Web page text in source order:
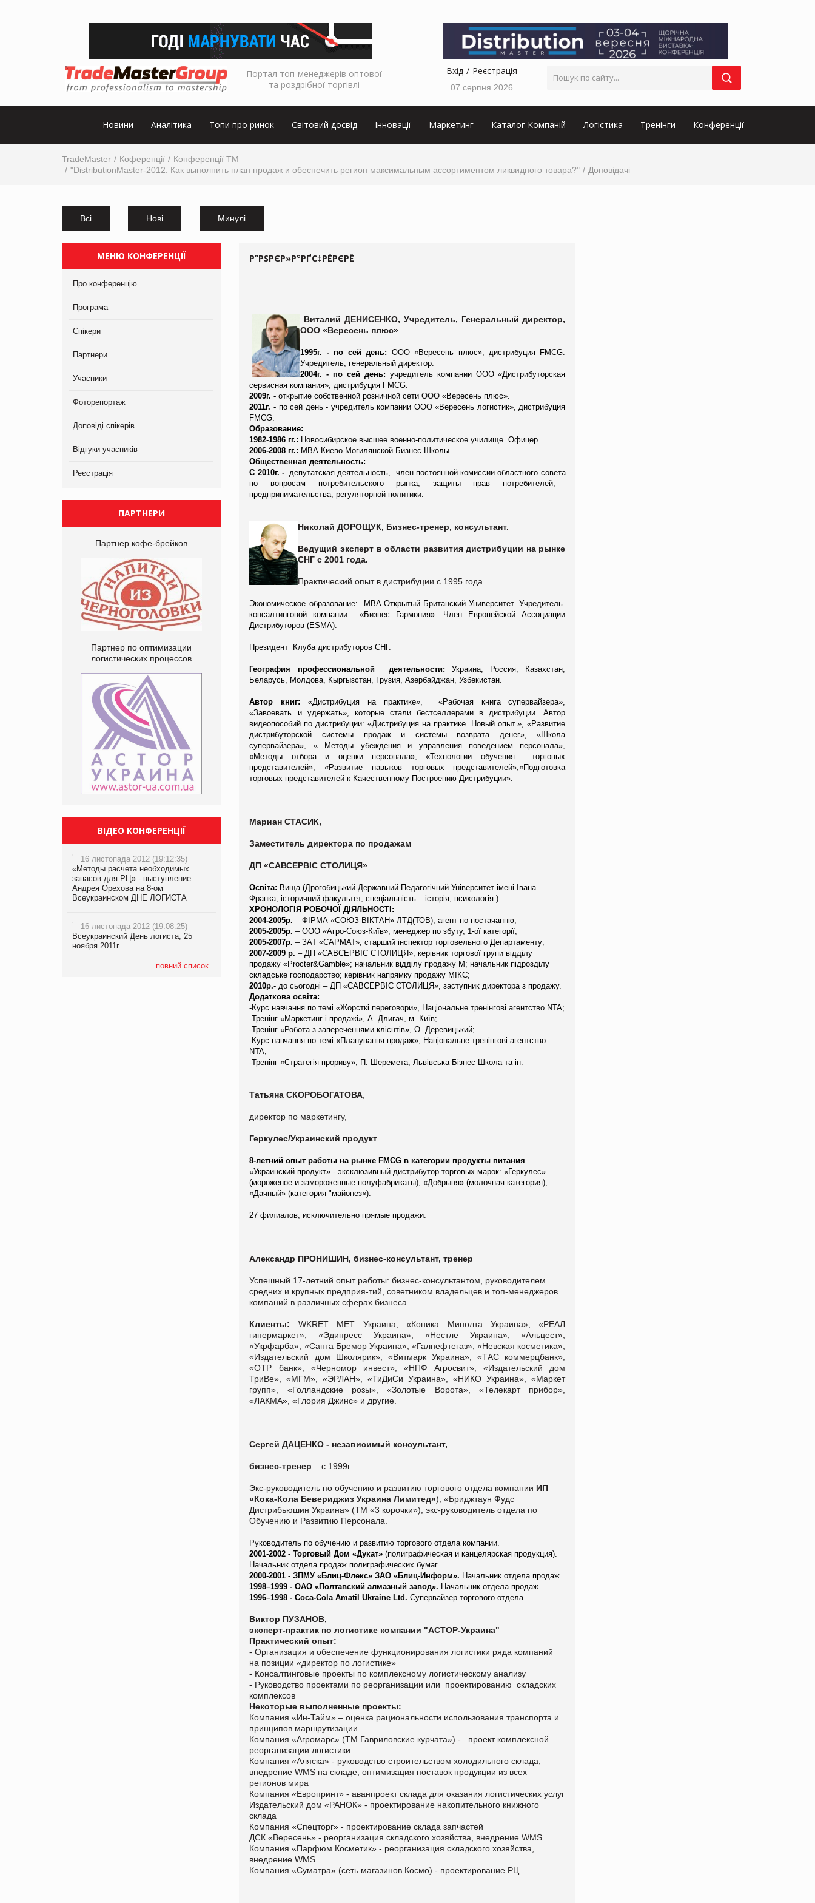
Портал топ-менеджерів оптової
та роздрібної торгівлі
Вхід Реєстрація
07 серпня 2026
Новини Аналітика Топи про ринок Світовий досвід Інновації Маркетинг Каталог Компаній Логістика Тренінги Конференції
TradeMaster Коференції
Конференції ТМ
"DistributionMaster-2012: Как выполнить план продаж и обеспечить регион максимальным ассортиментом ликвидного товара?"
Доповідачі
Всі Нові Минулі
МЕНЮ КОНФЕРЕНЦІЇ
Про конференцію
Програма
Спікери
Партнери
Учасники
Фоторепортаж
Доповіді спікерів
Відгуки учасників
Реєстрація
ПАРТНЕРИ
Партнер кофе-брейков
Партнер по оптимизации
логистических процессов
ВІДЕО КОНФЕРЕНЦІЇ
16 листопада 2012 (19:12:35)
«Методы расчета необходимых
запасов для РЦ» - выступление
Андрея Орехова на 8-ом
Всеукраинском ДНЕ ЛОГИСТА
16 листопада 2012 (19:08:25)
Всеукраинский День логиста, 25
ноября 2011г.
повний список
Р”РЅРЄР»Р°РҐС‡РЁРЄРЁ
Виталий ДЕНИСЕНКО, Учредитель, Генеральный директор,
ООО «Вересень плюс»
1995г. - по сей день: ООО «Вересень плюс», дистрибуция FMCG.
Учредитель, генеральный директор.
2004г. - по сей день: учредитель компании ООО «Дистрибуторская
сервисная компания», дистрибуция FMCG.
2009г. - открытие собственной розничной сети ООО «Вересень плюс».
2011г. - по сей день - учредитель компании ООО «Вересень логистик», дистрибуция
FMCG.
Образование:
1982-1986 гг.: Новосибирское высшее военно-политическое училище. Офицер.
2006-2008 гг.: МВА Киево-Могилянской Бизнес Школы.
Общественная деятельность:
С 2010г. -
депутатская деятельность, членпостоянной комиссии областного совета
по вопросам потребительского рынка защитыправ потребителей,
предпринимательства ,регуляторной политики
Николай ДОРОЩУК, Бизнес-тренер, консультант.
Ведущий эксперт в области развития дистрибуции на рынке
СНГ с 2001 года.
Практический опыт в дистрибуции с 1995 года.
Экономическое образование: MBA Открытый Британский Университет.Учредитель
консалтинговой компании
«Бизнес Гармония». Член Европейской Ассоциации
Дистрибуторов (ESMA).
Президент Клуба дистрибуторов СНГ.
География профессиональной деятельности: Украина, Россия, Казахстан,
Беларусь, Молдова, Кыргызстан, Грузия, Азербайджан, Узбекистан.
Автор книг: «Дистрибуция на практике», «Рабочая книгасупервайзера»,
«Завоевать и удержать», которые стали бестселлерами в дистрибуции. Автор
видеопособий по дистрибуции: «Дистрибуция на практике. Новый опыт.», «Развитие
дистрибуторской системы продаж и системы возврата денег», «Школа
супервайзера», « Методы убеждения и управления поведением персонала»,
«Методы отбора и оценки персонала», «Технологии обучения
торговых
представителей», «Развитие навыков торговых представителей»,«Подготовка
торговых представителей к Качественному Построению Дистрибуции».
Мариан СТАСИК,
Заместитель директора по продажам
ДП «САВСЕРВІС СТОЛИЦЯ»
Освіта: Вища (Дрогобицький Державний Педагогічний Університет імені Івана
Франка, історичний факультет, спеціальність – історія, психологія.)
ХРОНОЛОГІЯ РОБОЧОЇ ДІЯЛЬНОСТІ:
2004-2005р. – ФІРМА «СОЮЗ ВІКТАН» ЛТД(ТОВ), агент по постачанню;
2005-2005р. – ООО «Агро-Союз-Київ», менеджер по збуту, 1-ої категорії;
2005-2007р. – ЗАТ «САРМАТ», старший інспектор торговельного Департаменту;
2007-2009 р. – ДП «САВСЕРВІС СТОЛИЦЯ», керівник торгової групи відділу
продажу «Procter&Gamble»; начальник відділу продажу М ; начальник підрозділу
складське господарство; керівник напрямку продажу МІКС;
2010р.- до сьогодні – ДП «САВСЕРВІС СТОЛИЦЯ», заступник директора з продажу.
Додаткова освіта:
-Курс навчання по темі «Жорсткі переговори», Національне тренінгові агентство NTA;
-Тренінг «Маркетингі продажі», А. Длигач, м. Київ;
-Тренінг «Робота з запереченнями клієнтів», О. Деревицький;
-Курс навчання по темі «Планування продаж», Національне тренінгові агентство
NTA;
-Тренінг «Стратегія прориву», П. Шеремета Львівська Бізнес Школа таін.
Татьяна СКОРОБОГАТОВА
директор по маркетингу,
Геркулес/Украинский продукт
8-летний опыт работы на рынке FMCG в категории продукты питания
«Украинский продукт» - эксклюзивный дистрибутор торговых марок: «Геркулес»
(мороженое и замороженные полуфабрикаты), «Добрыня» (молочная категория),
«Дачный» (категория "майонез«).
27 филиалов, исключительно прямые продажи.
Александр ПРОНИШИН, бизнес-консультант, тренер
Успешный 17-летний опыт рaбoты: бизнес-консультантом, руководителем
средних и крупных предприя-тий, cовeтником владельцев и топ-менеджеров
компаний в различных сферах бизнеса.
Клиенты: WKRET MET Украина, «Коника Минолта Украина», «РЕАЛ
гипермаркет», «Эдипресс Украина», «Нестле Украина», «Альцест»,
«Укрфарба», «Санта Бремор Украина», «Галнефтегаз», «Невская косметика»,
«Издательский дом Школярик», «Витмарк Украина», «ТАС коммерцбанк»,
«ОТР банк», «Черномор инвест», «НПФ Агросвит», «Издательский дом
ТриВе», «МГМ», «ЭРЛАН», «ТиДиСи Украина», «НИКО Украина», «Маркет
групп», «Голландские розы», «Золотые Ворота», «Телекарт прибор»,
«ЛАКМА», «Глория Джинс» и другие.
Сергей ДАЦЕНКО - независимый консультант,
бизнес-тренер – с 1999г.
Экс-руководитель по обучению и развитию торгового отдела компании ИП
«Кока-Кола Бевериджиз Украина Лимитед»), «Бриджтаун Фудс
Дистрибьюшин Украина» (ТМ «3 корочки»), экс-руководитель отдела по
Обучению и Развитию Персонала.
Руководитель по обучению и развитию торгового отдела компании.
2001-2002 - Торговый Дом «Дукат»(полиграфическая и канцелярская продукция).
Начальник отдела продаж полиграфических бумаг.
2000-2001 - ЗПМУ «Блиц-Флекс» ЗАО «Блиц-Информ». Начальник отдела продаж.
1998–1999 - ОАО «Полтавский алмазный завод». Начальник отдела продаж.
1996–1998 - Coca-ColaAmatil Ukraine Ltd.Супервайзер торгового отдела.
Виктор ПУЗАНОВ,
эксперт-практик по логистике компании "АСТОР-Украина"
Практический опыт:
- Организация и обеспечение функционирования логистики ряда компаний
на позиции «директор по логистике»
- Консалтинговые проекты по комплексному логистическому анализу
- Руководство проектами по реорганизации или проектированию складских
комплексов
Некоторые выполненные проекты:
Компания «Ин-Тайм» – оценка рациональности использования транспорта и
принципов маршрутизации
Компания «Агромарс» (ТМ Гавриловские курчата») - проект комплексной
реорганизации логистики
Компания «Аляска» - руководство строительством холодильного склада,
внедрение WMS на складе, оптимизация поставок продукции из всех
регионов мира
Компания «Европринт» - аванпроект склада для оказания логистических услуг
Издательский дом «РАНОК» - проектирование накопительного книжного
склада
Компания «Спецторг» - проектирование склада запчастей
ДCК «Вересень» - реорганизация складского хозяйства, внедрение WMS
Компания «Парфюм Косметик» - реорганизация складского хозяйства,
внедрение WMS
Компания «Суматра» (сеть магазинов Космо) - проектирование РЦ